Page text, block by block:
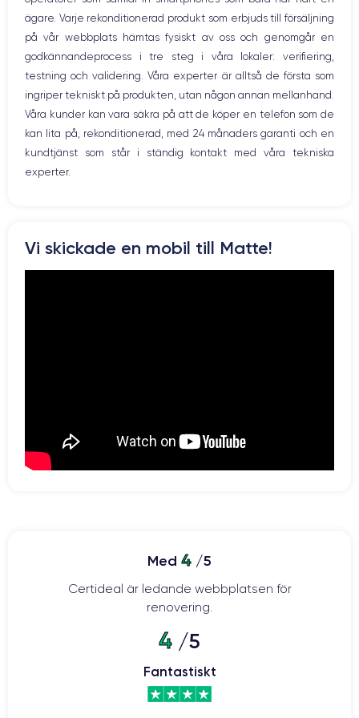
Skärm:
en utmärkt OLED-skärm
upplösning på 2532 x 1170 pixlar med en densitet på 460 pixlar per
tum. Den är HDR-kompatibel och har ett kontrastförhållande på 2 000
000:1. Med andra ord säkerställer den att du får skimrande färger och
djupa svarta färger.
det perfekta valet . Tack vare Dolby Atmos-stereohögtalarna är
ljudet perfekt spatialiserat och du kan njuta fullt ut av ditt innehåll
hemma eller på språng.
ska få tillbaka 50 % av sitt batteri.
med en bländare på f/1,6 och en ultravidvinkel med en bländare på
f/2,4. Med 2x digital zoom, 5x digital zoom och optisk stabilisering kan
du enkelt ta kvalitetsfoton när som helst och var som helst.
iPhone 12: 5G-hastighet i din hand
ansluta till 5G-nätverk. Detta möjliggör hastigheter på upp till 4 Gbps
WiFi
Nätverk
Vibration
Prise USB
ägare. Varje rekonditionerad produkt som erbjuds till försäljning
på vår webbplats hämtas fysiskt av oss och genomgår en
godkännandeprocess i tre steg i våra lokaler: verifiering,
testning och validering. Våra experter är alltså de första som
ingriper tekniskt på produkten, utan någon annan mellanhand.
Våra kunder kan vara säkra på att de köper en telefon som de
kan lita på, rekonditionerad, med 24 månaders garanti och en
kundtjänst som står i ständig kontakt med våra tekniska
experter.
Vi skickade en mobil till Matte!
Med 4 /5
Certideal är ledande webbplatsen för
renovering.
4 /5
Fantastiskt